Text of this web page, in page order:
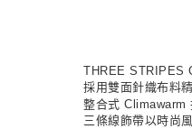
THREE STRIPES
採用雙面針織布料
整合式 Climawarm
三條線飾帶以時尚